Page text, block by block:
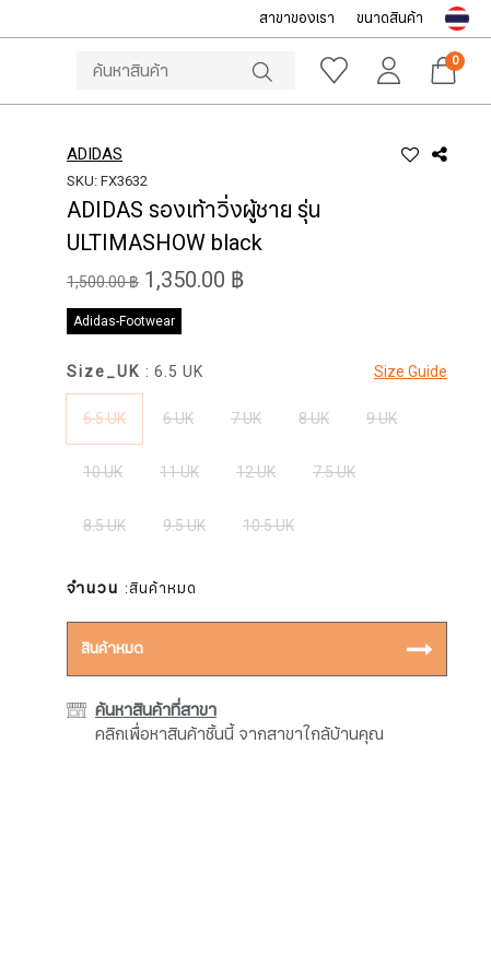
NOTICE Sportsworld
สาขาของเรา ขนาดสินค้า
0
ADIDAS
SKU: FX3632
ADIDAS รองเท้าวิ่งผู้ชาย รุ่น
ULTIMASHOW black
1,500.00 ฿ 1,350.00 ฿
Adidas-Footwear
Size Guide
Size_UK : 6.5 UK
6.5 UK 6 UK 7 UK 8 UK 9 UK
10 UK 11 UK 12 UK 7.5 UK
8.5 UK 9.5 UK 10.5 UK
จำนวน :สินค้าหมด
สินค้าหมด
ค้นหาสินค้าที่สาขา
คลิกเพื่อหาสินค้าชิ้นนี้ จากสาขาใกล้บ้านคุณ